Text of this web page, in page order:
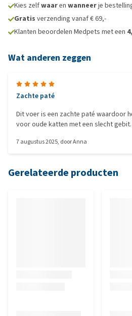
Kies zelfwaaren wanneerje
Gratis verzending vanaf € 69,-
Klanten beoordelen Medpets met een
Wat anderen zeggen
Zachte paté
Dit voer is een zachte paté waardoor
voor oude katten met een slecht
mee!
7 augustus 2025, doorAnna
Gerelateerde producten